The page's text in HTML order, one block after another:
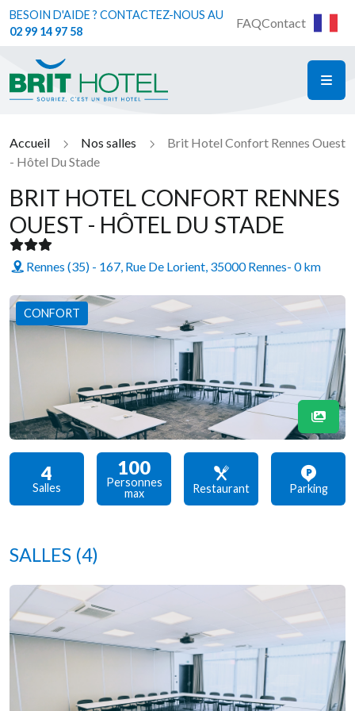
BESOIN D'AIDE ? CONTACTEZ-NOUS AU
02 99 14 97 58
FAQContact
Brit Hotel
Accueil Nos salles
Brit Hotel Confort Rennes Ouest
- Hôtel Du Stade
BRIT HOTEL CONFORT RENNES
OUEST - HÔTEL DU STADE
Rennes (35) - 167, Rue De Lorient, 35000 Rennes- 0 km
CONFORT
4
Salles
100
Personnes
max
Restaurant Parking
SALLES (4)